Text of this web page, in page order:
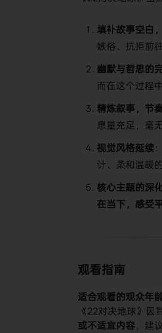
填补故事空白
嫉俗、抗拒前
幽默与哲思的
而在这个过程
精炼叙事，节
息量充足，毫
​视觉风格延续​
计、柔和温暖
核心主题的深
在当下，感受
观看指南
适合观看的观众年龄
《22对决地球》因
或不适宜内容​ ​，建议​